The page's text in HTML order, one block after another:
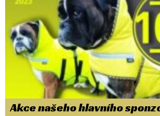
Akce našeho hlavního